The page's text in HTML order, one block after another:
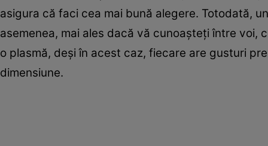
asigura că faci cea mai bună alegere. Totodată,
asemenea, mai ales dacă vă cunoașteți între
o plasmă, deși în acest caz, fiecare are gusturi
dimensiune.